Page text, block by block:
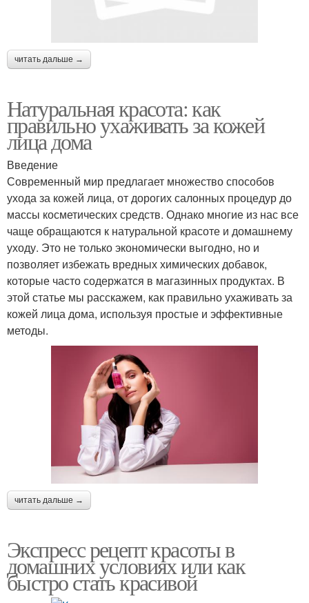
читать дальше →
Натуральная красота: как
правильно ухаживать за кожей
лица дома
Введение
Современный мир предлагает множество способов
ухода за кожей лица, от дорогих салонных процедур до
массы косметических средств. Однако многие из нас все
чаще обращаются к натуральной красоте и домашнему
уходу. Это не только экономически выгодно, но и
позволяет избежать вредных химических добавок,
которые часто содержатся в магазинных продуктах. В
этой статье мы расскажем, как правильно ухаживать за
кожей лица дома, используя простые и эффективные
методы.
читать дальше →
Экспресс рецепт красоты в
домашних условиях или как
быстро стать красивой